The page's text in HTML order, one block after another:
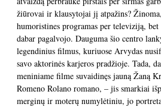
žiūrovai ir klausytojai jį atpažins?
humoristines programas per televiziją,
dabar pagalvojo. Dauguma šio centro
legendinius filmus, kuriuose Arvydas
savo aktorinės karjeros pradžioje. Tada,
meniniame filme suvaidinęs jauną Žaną
Romeno Rolano romano, – jis smarkiai
merginų ir moterų numylėtiniu, jo